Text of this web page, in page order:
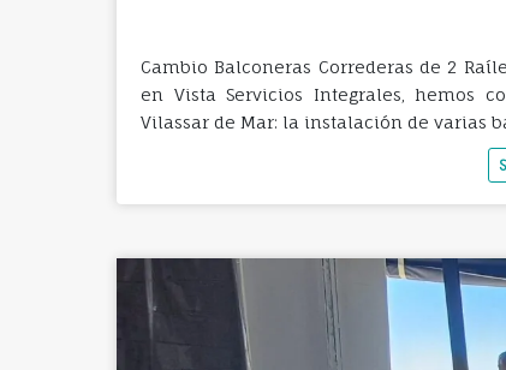
Cambio Balconeras Correderas de 2
en Vista Servicios Integrales, hemos
Vilassar de Mar: la instalación de varias